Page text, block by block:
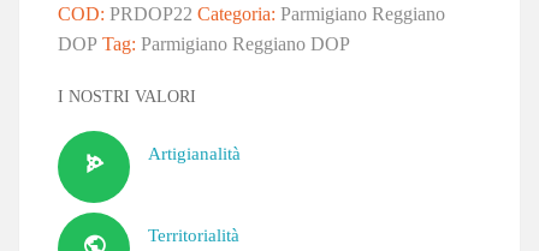
COD: PRDOP22 Categoria: Parmigiano Reggiano
DOP Tag: Parmigiano Reggiano DOP
I NOSTRI VALORI
Artigianalità
Territorialità